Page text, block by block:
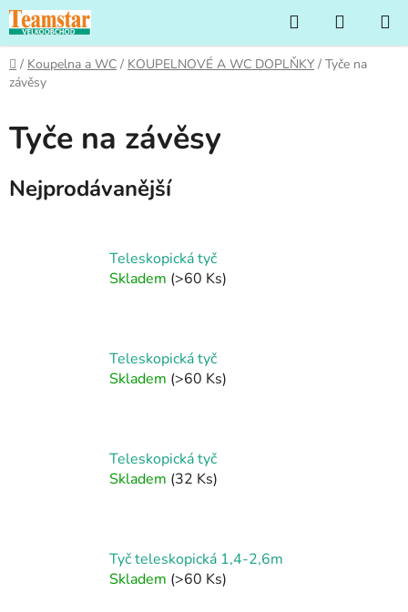
Přejít
na
obsah
Hledat
KOŠÍK
Domů
/ Koupelna a WC / KOUPELNOVÉ A WC DOPLŇKY / Tyče na
závěsy
Tyče na závěsy
Nejprodávanější
Teleskopická tyč
Skladem (>60 Ks)
Teleskopická tyč
Skladem (>60 Ks)
Teleskopická tyč
Skladem (32 Ks)
Tyč teleskopická 1,4-2,6m
Skladem (>60 Ks)